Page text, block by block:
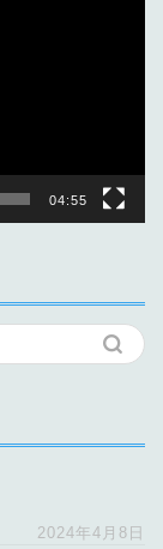
04:55
2024年4月8日